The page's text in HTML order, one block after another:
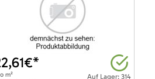
Auf Lager: 314
€*
m²